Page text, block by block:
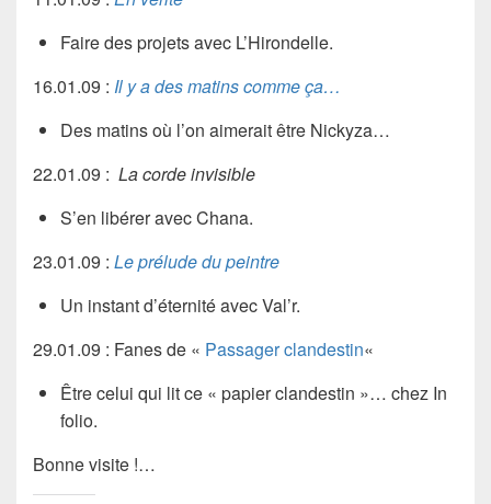
Faire des projets avec L’Hirondelle.
16.01.09 : Il y a des matins comme ça…
Des matins où l’on aimerait être Nickyza…
22.01.09 : La corde invisible
S’en libérer avecChana.
23.01.09 : Le prélude du peintre
Un instant d’éternité avecVal’r.
29.01.09 : Fanes de « Passager clandestin«
Être celui qui lit ce « papier clandestin »… chez In
folio.
Bonne visite !…